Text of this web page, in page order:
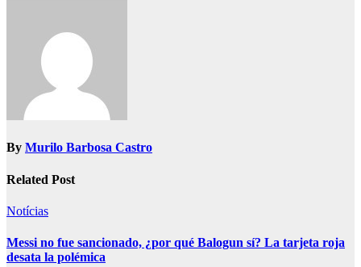
By Murilo Barbosa Castro
Related Post
Notícias
Messi no fue sancionado, ¿por qué Balogun sí? La tarjeta roja
desata la polémica